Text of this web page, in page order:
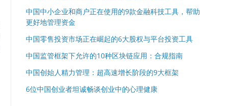
中国中小企业和商户正在使用的9款金融科技工具，帮助
更好地管理资金
中国零售投资市场正在崛起的6大股权与平台投资工具
中国监管框架下允许的10种区块链应用：合规指南
中国创始人精力管理：超高速增长阶段的9大框架
6位中国创业者坦诚畅谈创业中的心理健康